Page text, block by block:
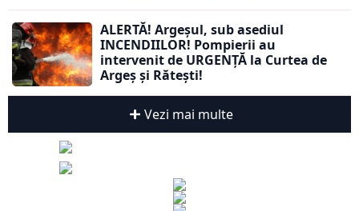
ALERTĂ! Argeșul, sub asediul
INCENDIILOR! Pompierii au
intervenit de URGENȚĂ la Curtea de
Argeș și Rătești!
Vezi mai multe